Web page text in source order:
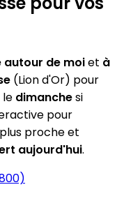
autour de moiet à
(Lion d'Or) pour
le dimanchesi
pour
proche et
aujourd'hui.